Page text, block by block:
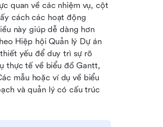
quan về các nhiệm vụ, cột
cách các hoạt động
này giúp dễ dàng hơn
Hiệp hội Quản lý Dự án
yếu để duy trì sự rõ
thực tế về biểu đồ Gantt,
mẫu hoặc ví dụ về biểu
và quản lý có cấu trúc